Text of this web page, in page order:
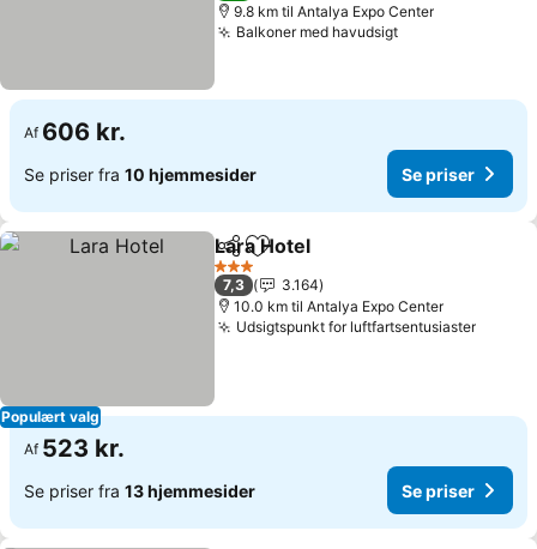
9.8 km til Antalya Expo Center
Balkoner med havudsigt
Af 606 kr.
Se priser fra 10 hjemmesider Se priser
Populært valg
Del Føj til favoritter
Lara Hotel
3 Stjerner
7,3
3.164
10.0 km til Antalya Expo Center
Udsigtspunkt for luftfartsentusiaster
Af 523 kr.
Se priser fra 13 hjemmesider Se priser